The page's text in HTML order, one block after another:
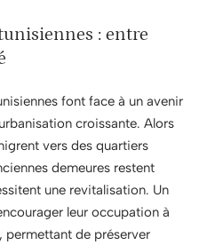
: entre
font face à un avenir
croissante. Alors
vers des quartiers
demeures restent
une revitalisation. Un
leur occupation à
permettant de préserver